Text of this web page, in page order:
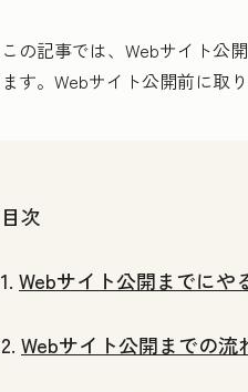
この記事では、Webサイト公
ます。Webサイト公開前に取
目次
1. Webサイト公開までにや
2. Webサイト公開までの流